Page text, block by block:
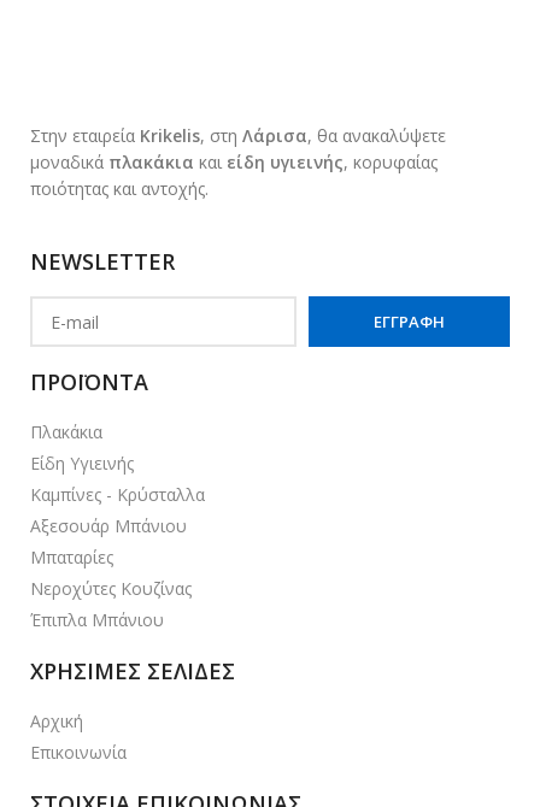
Στην εταιρεία Krikelis, στη Λάρισα, θα ανακαλύψετε
μοναδικά πλακάκια και είδη υγιεινής, κορυφαίας
ποιότητας και αντοχής.
NEWSLETTER
ΠΡΟΪΟΝΤΑ
Πλακάκια
Είδη Υγιεινής
Καμπίνες - Κρύσταλλα
Αξεσουάρ Μπάνιου
Μπαταρίες
Νεροχύτες Κουζίνας
Έπιπλα Μπάνιου
ΧΡΗΣΙΜΕΣ ΣΕΛΙΔΕΣ
Αρχική
Επικοινωνία